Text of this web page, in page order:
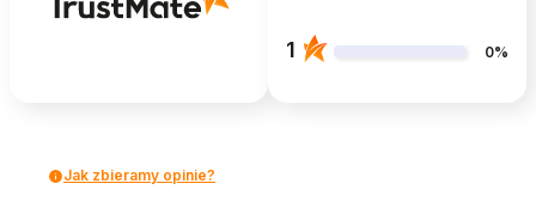
1 0%
Jak zbieramy opinie?